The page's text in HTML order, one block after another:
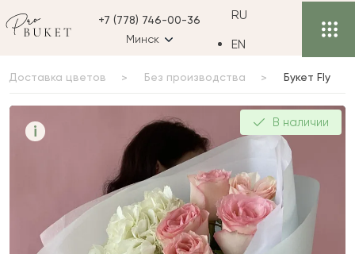
+7 (778) 746-00-36
Минск
RU
EN
Доставка цветов Без производства Букет Fly
i Букет Fly В наличии